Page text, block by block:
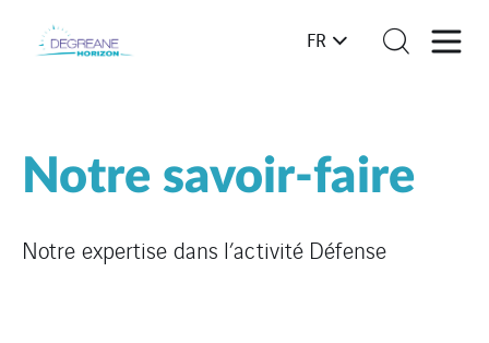
FR
Notre savoir-faire
Notre expertise dans l’activité Défense